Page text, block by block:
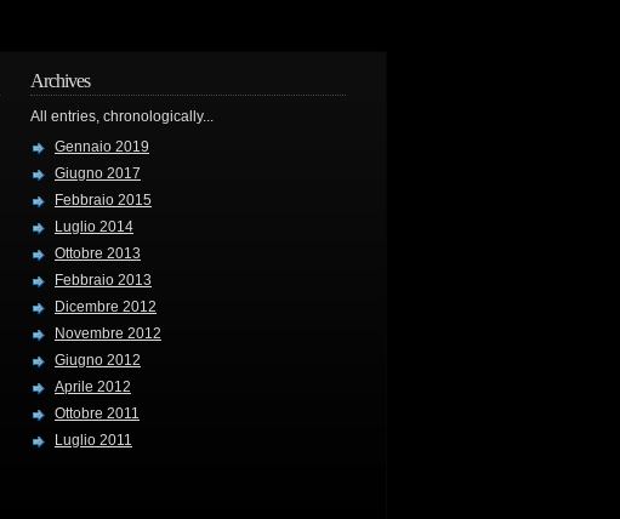
Archives
All entries, chronologically...
Gennaio 2019
Giugno 2017
Febbraio 2015
Luglio 2014
Ottobre 2013
Febbraio 2013
Dicembre 2012
Novembre 2012
Giugno 2012
Aprile 2012
Ottobre 2011
Luglio 2011